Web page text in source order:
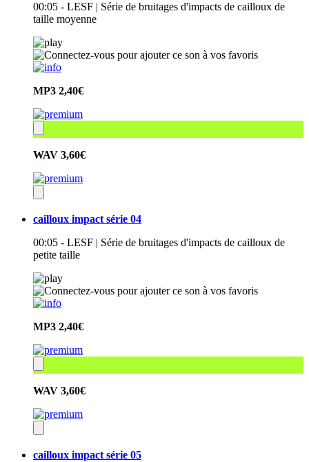
00:05 - LESF | Série de bruitages d'impacts de cailloux de
taille moyenne
MP3 2,40€
WAV 3,60€
cailloux impact série 04
00:05 - LESF | Série de bruitages d'impacts de cailloux de
petite taille
MP3 2,40€
WAV 3,60€
cailloux impact série 05